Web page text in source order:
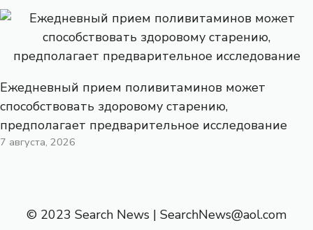
Ежедневный прием поливитаминов может
способствовать здоровому старению,
предполагает предварительное исследование
7 августа, 2026
© 2023 Search News | SearchNews@aol.com